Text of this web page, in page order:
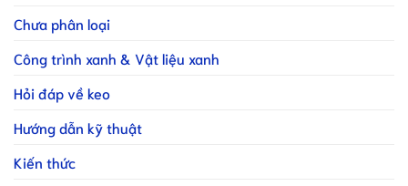
Chưa phân loại
Công trình xanh & Vật liệu xanh
Hỏi đáp về keo
Hướng dẫn kỹ thuật
Kiến thức